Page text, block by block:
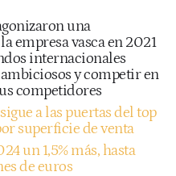
una
empresa vasca en 2021
internacionales
y competir en
competidores
a las puertas del top
superficie de venta
un 1,5% más, hasta
de euros